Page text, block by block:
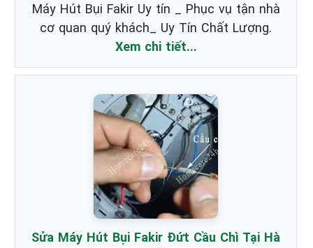
Máy Hút Bụi Fakir Uy tín _ Phục vụ tận nhà
cơ quan quý khách_ Uy Tín Chất Lượng.
Xem chi tiết...
Sửa Máy Hút Bụi Fakir Đứt Cầu Chì Tại Hà